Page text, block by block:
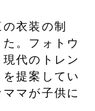
衣装の制
。フォトウ
代のトレン
提案してい
マが子供に